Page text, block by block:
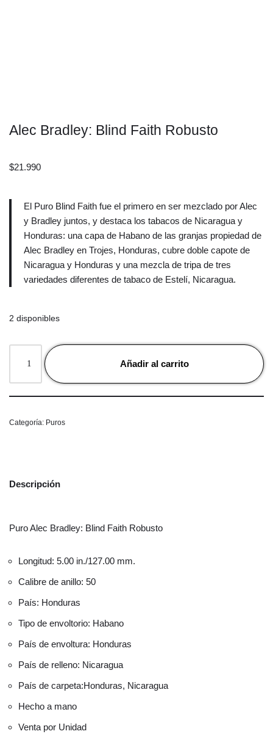
Alec Bradley: Blind Faith Robusto
$21.990
El Puro Blind Faith fue el primero en ser mezclado por Alec
y Bradley juntos, y destaca los tabacos de Nicaragua y
Honduras: una capa de Habano de las granjas propiedad de
Alec Bradley en Trojes, Honduras, cubre doble capote de
Nicaragua y Honduras y una mezcla de tripa de tres
variedades diferentes de tabaco de Estelí, Nicaragua.
2 disponibles
Añadir al carrito
Categoría: Puros
Descripción
Puro Alec Bradley: Blind Faith Robusto
Longitud: 5.00 in./127.00 mm.
Calibre de anillo: 50
País: Honduras
Tipo de envoltorio: Habano
País de envoltura: Honduras
País de relleno: Nicaragua
País de carpeta:Honduras, Nicaragua
Hecho a mano
Venta por Unidad